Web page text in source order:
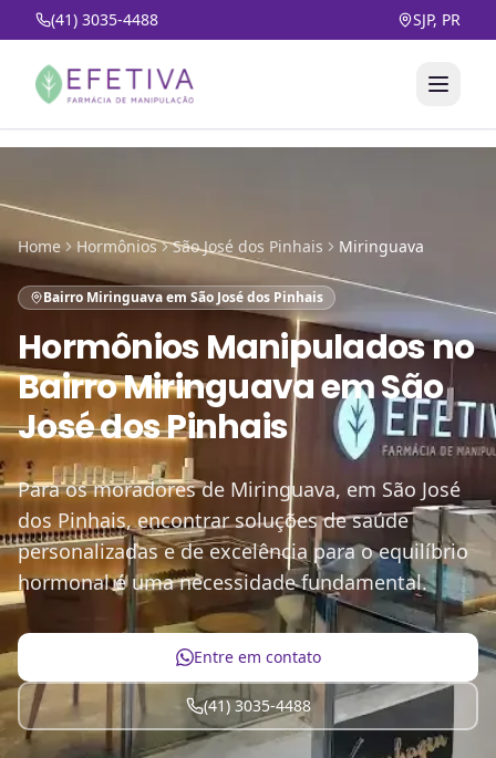
(41) 3035-4488 SJP, PR
Home Hormônios São José dos Pinhais Miringuava
Bairro Miringuava em São José dos Pinhais
Hormônios Manipuladosno
Bairro Miringuava em São
José dos Pinhais
Para os moradores de Miringuava, em São José
dos Pinhais, encontrar soluções de saúde
personalizadas e de excelência para o equilíbrio
hormonal é uma necessidade fundamental.
Entre em contato
(41) 3035-4488